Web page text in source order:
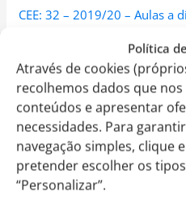
Política
Através de cookies
recolhemos dados que
conteúdos e apresentar
necessidades. Para
navegação simples, clique
pretender escolher os
“Personalizar”.
CEE: 32 – 2019/20 – Aulas a
Escola Internacional de Torres
Contingência para o Ensino a
CEE 90 – 2019/20 – Regresso
Escolar | Escola Internacional
Eitv para a Reabertura da
CEE 90 – 2019/20 – Regresso
Escolar | Escola Internacional